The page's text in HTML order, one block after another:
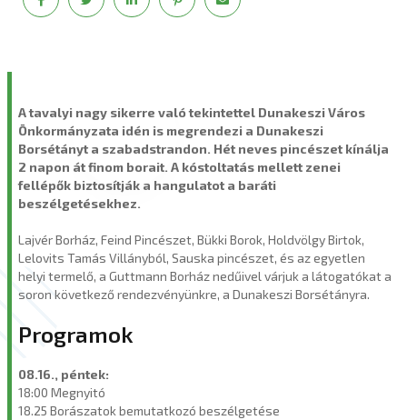
A tavalyi nagy sikerre való tekintettel Dunakeszi Város
Önkormányzata idén is megrendezi a Dunakeszi
Borsétányt a szabadstrandon. Hét neves pincészet kínálja
2 napon át finom borait. A kóstoltatás mellett zenei
fellépők biztosítják a hangulatot a baráti
beszélgetésekhez.
Lajvér Borház, Feind Pincészet, Bükki Borok, Holdvölgy Birtok,
Lelovits Tamás Villányból, Sauska pincészet, és az egyetlen
helyi termelő, a Guttmann Borház nedűivel várjuk a látogatókat a
soron következő rendezvényünkre, a Dunakeszi Borsétányra.
Programok
08.16., péntek:
18:00 Megnyitó
18.25 Borászatok bemutatkozó beszélgetése